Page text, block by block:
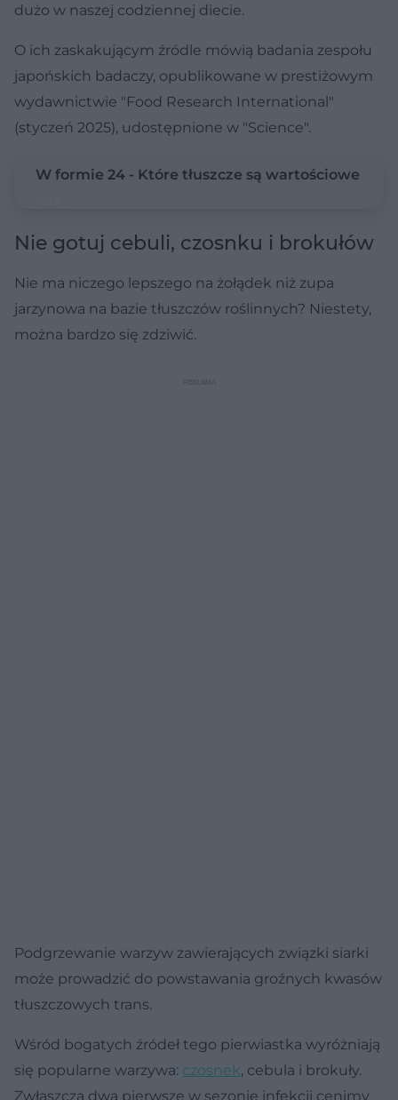
dużo w naszej codziennej diecie.
O ich zaskakującym źródle mówią badania zespołu
japońskich badaczy, opublikowane w prestiżowym
wydawnictwie "Food Research International"
(styczeń 2025), udostępnione w "Science".
W formie 24 - Które tłuszcze są wartościowe
Nie gotuj cebuli, czosnku i brokułów
Nie ma niczego lepszego na żołądek niż zupa
jarzynowa na bazie tłuszczów roślinnych? Niestety,
można bardzo się zdziwić.
Podgrzewanie warzyw zawierających związki siarki
może prowadzić do powstawania groźnych kwasów
tłuszczowych trans.
Wśród bogatych źródeł tego pierwiastka wyróżniają
się popularne warzywa: czosnek, cebula i brokuły.
Zwłaszcza dwa pierwsze w sezonie infekcji cenimy